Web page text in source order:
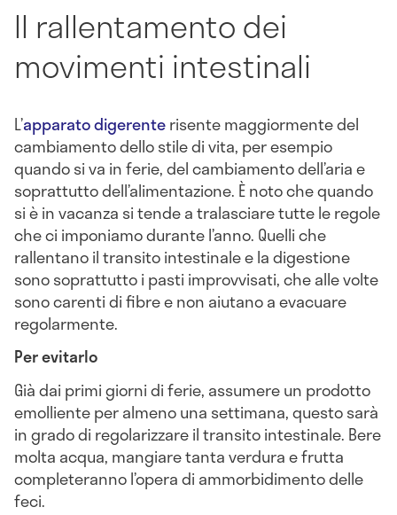
Il rallentamento dei
movimenti intestinali
L’apparato digerenterisente maggiormente del
cambiamento dello stile di vita, per esempio
quando si va in ferie, del cambiamento dell’aria e
soprattutto dell’alimentazione. È noto che quando
si è in vacanza si tende a tralasciare tutte le regole
che ci imponiamo durante l’anno. Quelli che
rallentano il transito intestinale e la digestione
sono soprattutto i pasti improvvisati, che alle volte
sono carenti di fibre e non aiutano a evacuare
regolarmente.
Per evitarlo
Già dai primi giorni di ferie, assumere un prodotto
emolliente per almeno una settimana, questo sarà
in grado di regolarizzare il transito intestinale. Bere
molta acqua, mangiare tanta verdura e frutta
completeranno l’opera di ammorbidimento delle
feci.